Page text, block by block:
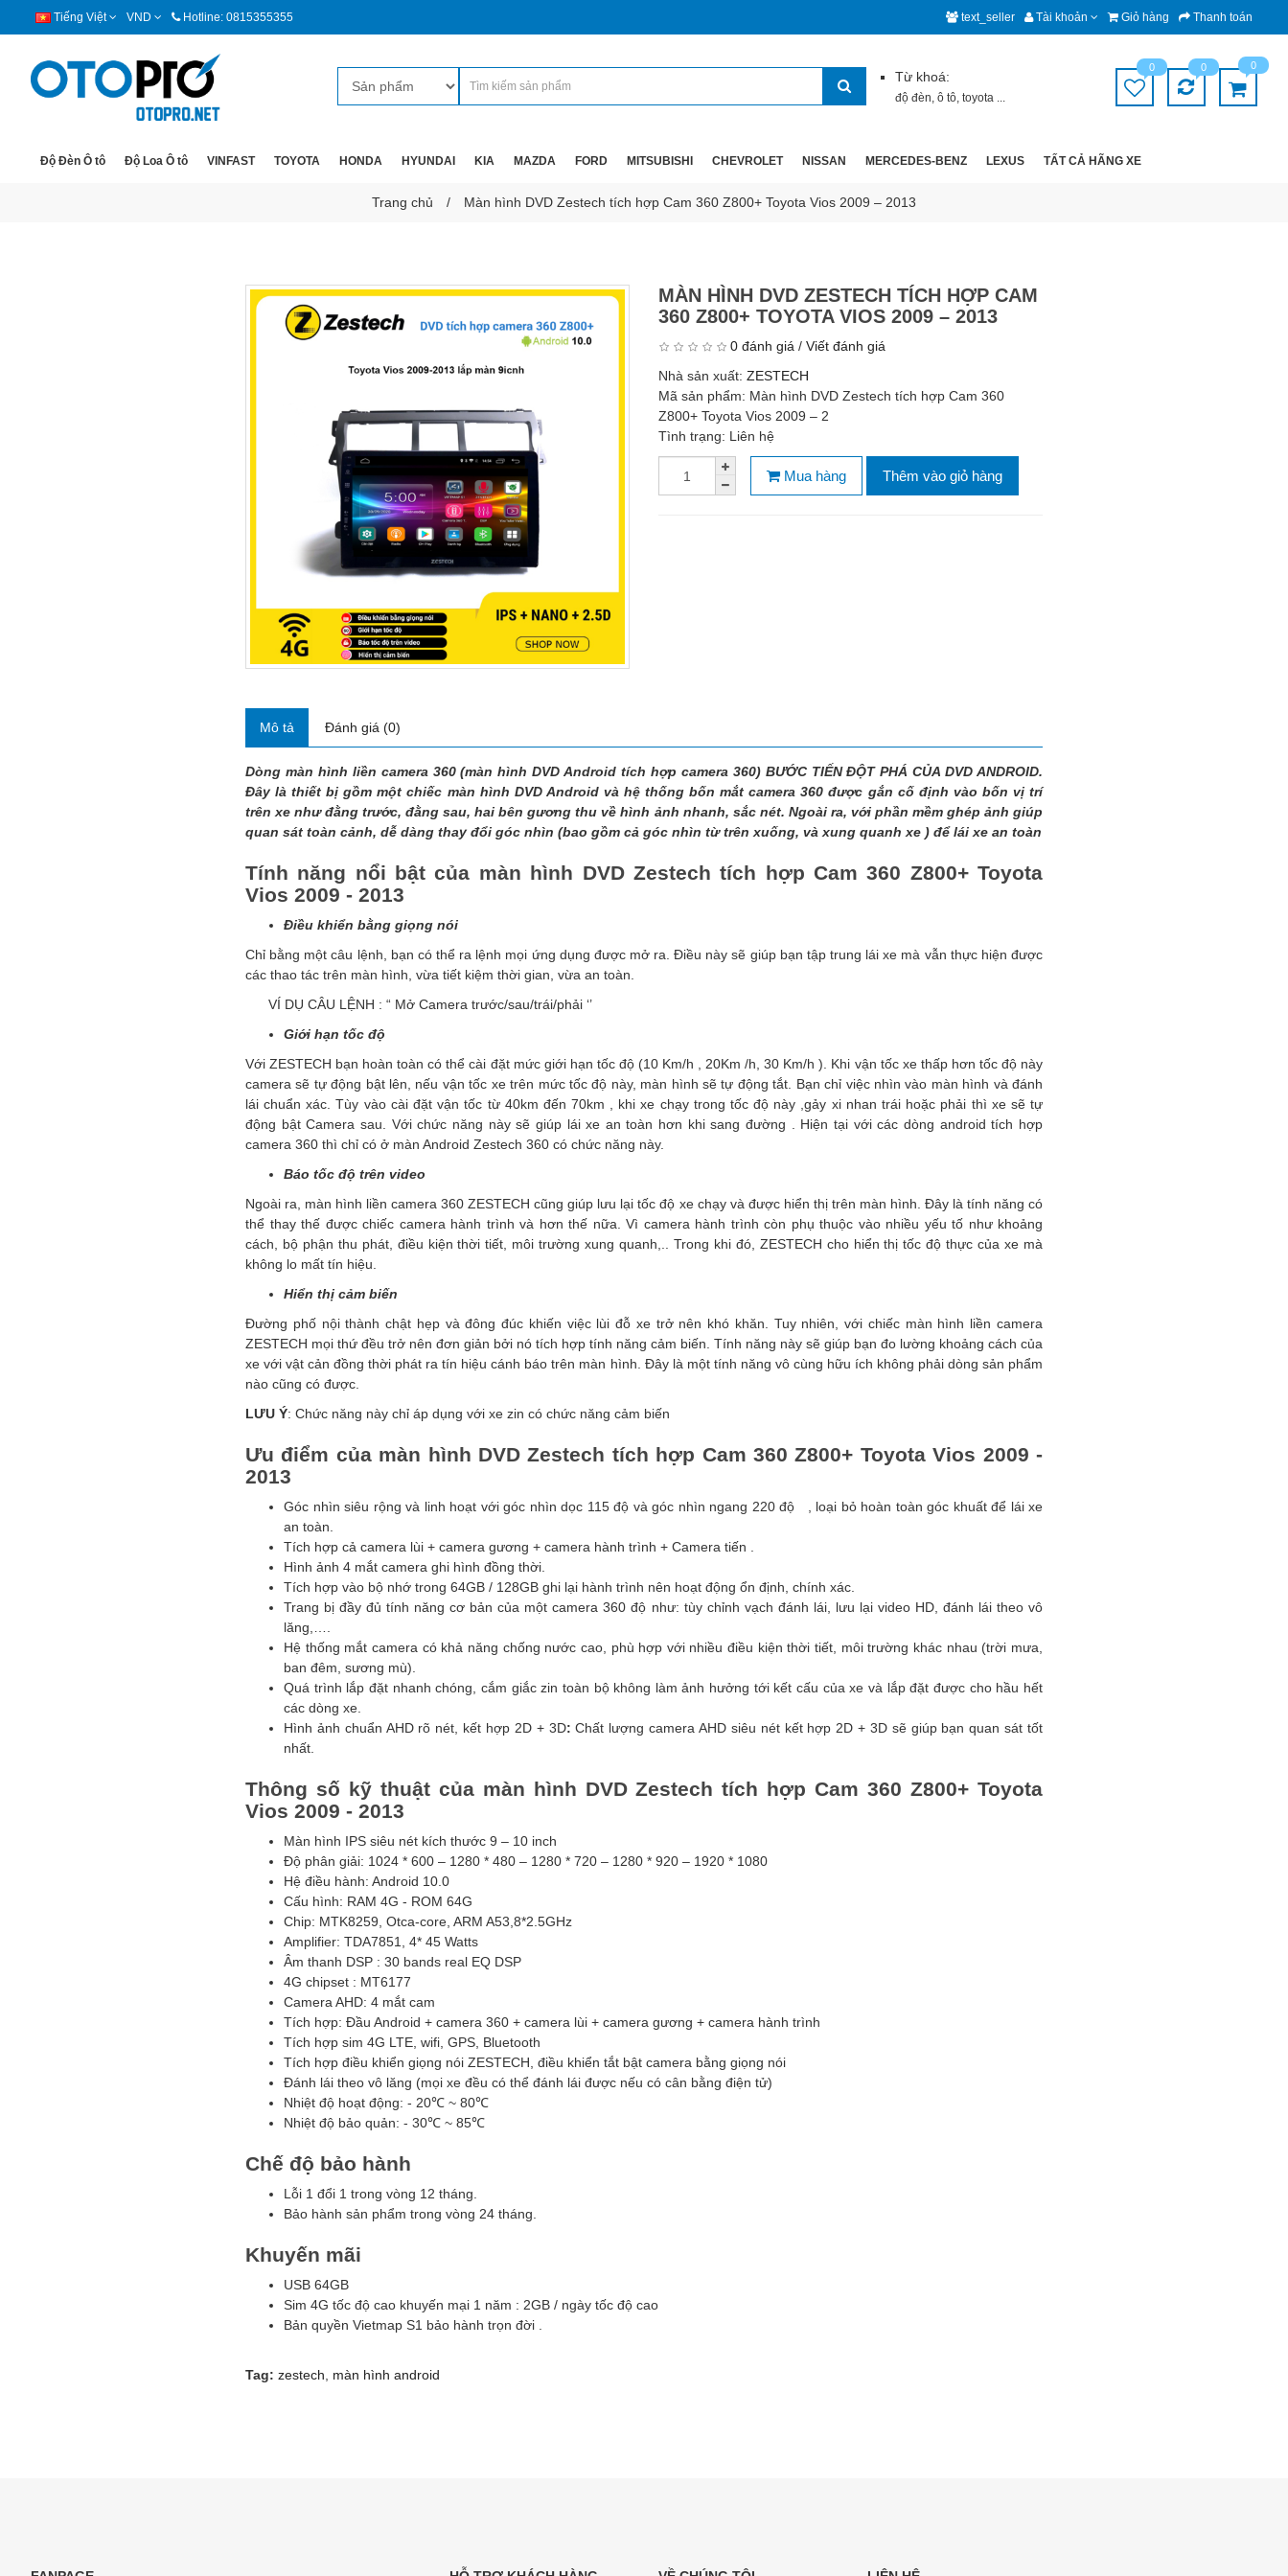
Tiếng Việt VND Hotline: 0815355355 text_seller Tài khoản Giỏ hàng Thanh toán
Từ khoá:
độ đèn,ô tô,toyota ...
0 0 0
Độ Đèn Ô tô Độ Loa Ô tô VINFAST TOYOTA HONDA HYUNDAI KIA MAZDA FORD MITSUBISHI CHEVROLET NISSAN MERCEDES-BENZ LEXUS TẤT CẢ HÃNG XE
Trang chủ Màn hình DVD Zestech tích hợp Cam 360 Z800+ Toyota Vios 2009 – 2013
MÀN HÌNH DVD ZESTECH TÍCH HỢP CAM
360 Z800+ TOYOTA VIOS 2009 – 2013
0 đánh giá / Viết đánh giá
Nhà sản xuất: ZESTECH
Mã sản phẩm: Màn hình DVD Zestech tích hợp Cam 360
Z800+ Toyota Vios 2009 – 2
Tình trạng: Liên hệ
Mua hàng Thêm vào giỏ hàng
Mô tả Đánh giá (0)
Dòng màn hình liền camera 360 (màn hình DVD Android tích hợp camera 360) BƯỚC TIẾN ĐỘT PHÁ CỦA DVD ANDROID.
Đây là thiết bị gồm một chiếc màn hình DVD Android và hệ thống bốn mắt camera 360 được gắn cố định vào bốn vị trí
trên xe như đằng trước, đằng sau, hai bên gương thu về hình ảnh nhanh, sắc nét. Ngoài ra, với phần mềm ghép ảnh giúp
quan sát toàn cảnh, dễ dàng thay đổi góc nhìn (bao gồm cả góc nhìn từ trên xuống, và xung quanh xe ) để lái xe an toàn
Tính năng nổi bật của màn hình DVD Zestech tích hợp Cam 360 Z800+ Toyota
Vios 2009 - 2013
Điều khiển bằng giọng nói
Chỉ bằng một câu lệnh, bạn có thể ra lệnh mọi ứng dụng được mở ra. Điều này sẽ giúp bạn tập trung lái xe mà vẫn thực hiện được
các thao tác trên màn hình, vừa tiết kiệm thời gian, vừa an toàn.
VÍ DỤ CÂU LỆNH : “ Mở Camera trước/sau/trái/phải ‘’
Giới hạn tốc độ
Với ZESTECH bạn hoàn toàn có thể cài đặt mức giới hạn tốc độ (10 Km/h , 20Km /h, 30 Km/h ). Khi vận tốc xe thấp hơn tốc độ này
camera sẽ tự động bật lên, nếu vận tốc xe trên mức tốc độ này, màn hình sẽ tự động tắt. Bạn chỉ việc nhìn vào màn hình và đánh
lái chuẩn xác. Tùy vào cài đặt vận tốc từ 40km đến 70km , khi xe chạy trong tốc độ này ,gảy xi nhan trái hoặc phải thì xe sẽ tự
động bật Camera sau. Với chức năng này sẽ giúp lái xe an toàn hơn khi sang đường . Hiện tại với các dòng android tích hợp
camera 360 thì chỉ có ở màn Android Zestech 360 có chức năng này.
Báo tốc độ trên video
Ngoài ra, màn hình liền camera 360 ZESTECH cũng giúp lưu lại tốc độ xe chạy và được hiển thị trên màn hình. Đây là tính năng có
thể thay thế được chiếc camera hành trình và hơn thế nữa. Vì camera hành trình còn phụ thuộc vào nhiều yếu tố như khoảng
cách, bộ phận thu phát, điều kiện thời tiết, môi trường xung quanh,.. Trong khi đó, ZESTECH cho hiển thị tốc độ thực của xe mà
không lo mất tín hiệu.
Hiển thị cảm biến
Đường phố nội thành chật hẹp và đông đúc khiến việc lùi đỗ xe trở nên khó khăn. Tuy nhiên, với chiếc màn hình liền camera
ZESTECH mọi thứ đều trở nên đơn giản bởi nó tích hợp tính năng cảm biến. Tính năng này sẽ giúp bạn đo lường khoảng cách của
xe với vật cản đồng thời phát ra tín hiệu cánh báo trên màn hình. Đây là một tính năng vô cùng hữu ích không phải dòng sản phẩm
nào cũng có được.
LƯU Ý: Chức năng này chỉ áp dụng với xe zin có chức năng cảm biến
Ưu điểm của màn hình DVD Zestech tích hợp Cam 360 Z800+ Toyota Vios 2009 -
2013
Góc nhìn siêu rộng và linh hoạt với góc nhìn dọc 115 độ và góc nhìn ngang 220 độ , loại bỏ hoàn toàn góc khuất để lái xe
an toàn.
Tích hợp cả camera lùi + camera gương + camera hành trình + Camera tiến .
Hình ảnh 4 mắt camera ghi hình đồng thời.
Tích hợp vào bộ nhớ trong 64GB / 128GB ghi lại hành trình nên hoạt động ổn định, chính xác.
Trang bị đầy đủ tính năng cơ bản của một camera 360 độ như: tùy chỉnh vạch đánh lái, lưu lại video HD, đánh lái theo vô
lăng,….
Hệ thống mắt camera có khả năng chống nước cao, phù hợp với nhiều điều kiện thời tiết, môi trường khác nhau (trời mưa,
ban đêm, sương mù).
Quá trình lắp đặt nhanh chóng, cắm giắc zin toàn bộ không làm ảnh hưởng tới kết cấu của xe và lắp đặt được cho hầu hết
các dòng xe.
Hình ảnh chuẩn AHD rõ nét, kết hợp 2D + 3D:Chất lượng camera AHD siêu nét kết hợp 2D + 3D sẽ giúp bạn quan sát tốt
nhất.
Thông số kỹ thuật của màn hình DVD Zestech tích hợp Cam 360 Z800+ Toyota
Vios 2009 - 2013
Màn hình IPS siêu nét kích thước 9 – 10 inch
Độ phân giải: 1024 * 600 – 1280 * 480 – 1280 * 720 – 1280 * 920 – 1920 * 1080
Hệ điều hành: Android 10.0
Cấu hình: RAM 4G - ROM 64G
Chip: MTK8259, Otca-core, ARM A53,8*2.5GHz
Amplifier: TDA7851, 4* 45 Watts
Âm thanh DSP : 30 bands real EQ DSP
4G chipset : MT6177
Camera AHD: 4 mắt cam
Tích hợp: Đầu Android + camera 360 + camera lùi + camera gương + camera hành trình
Tích hợp sim 4G LTE, wifi, GPS, Bluetooth
Tích hợp điều khiển giọng nói ZESTECH, điều khiển tắt bật camera bằng giọng nói
Đánh lái theo vô lăng (mọi xe đều có thể đánh lái được nếu có cân bằng điện tử)
Nhiệt độ hoạt động: - 20℃ ~ 80℃
Nhiệt độ bảo quản: - 30℃ ~ 85℃
Chế độ bảo hành
Lỗi 1 đổi 1 trong vòng 12 tháng.
Bảo hành sản phẩm trong vòng 24 tháng.
Khuyến mãi
USB 64GB
Sim 4G tốc độ cao khuyến mại 1 năm : 2GB / ngày tốc độ cao
Bản quyền Vietmap S1 bảo hành trọn đời .
Tag: zestech màn hình android